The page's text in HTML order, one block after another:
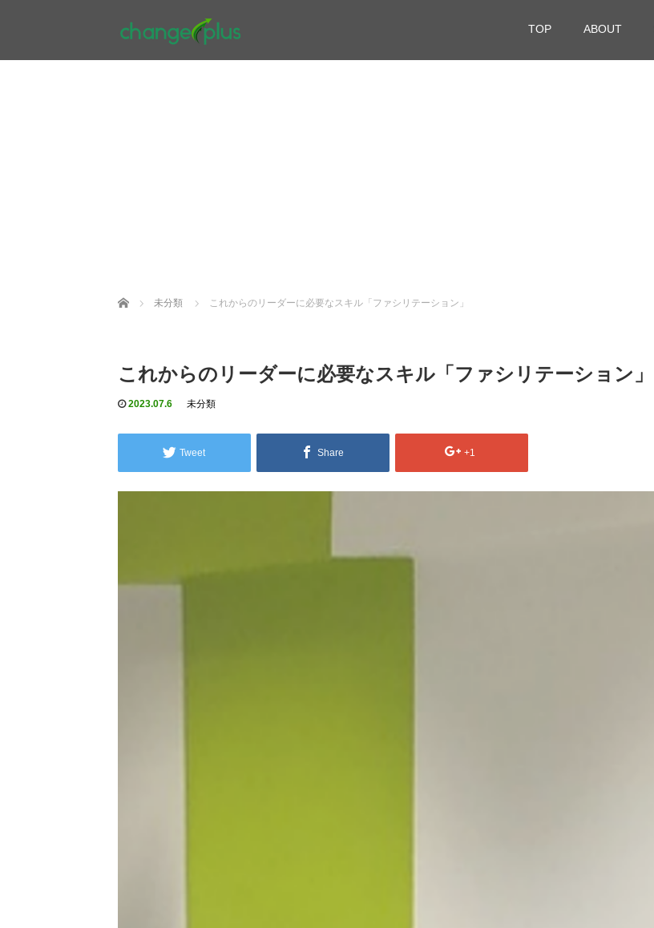
TOP ABOUT
Home 未分類 これからのリーダーに必要なスキル「ファシリテーション」
これからのリーダーに必要なスキル「ファシリテーション」
2023.07.6 未分類
Tweet Share +1